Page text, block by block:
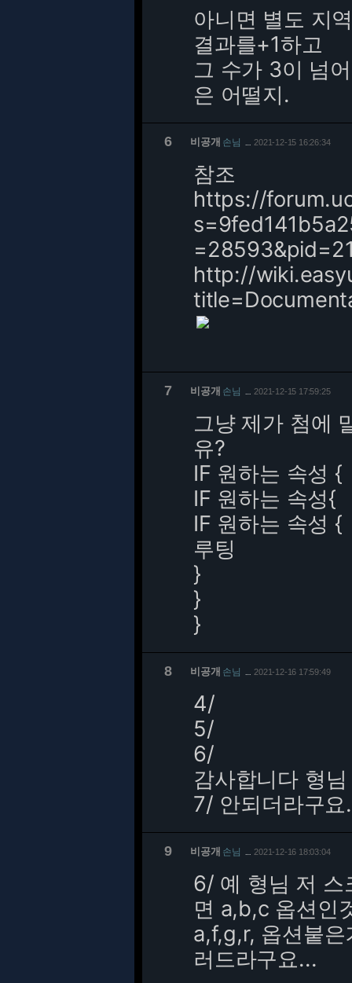
아니면 별도 지
결과를+1하고
그 수가 3이 넘
은 어떨지.
6 비공개 손님 2021-12-15 16:26:34
참조
https://
http://
7 비공개 손님 2021-12-15 17:59:25
그냥 제가 첨에
유?
IF 원하는 속성 {
IF 원하는 속성{
IF 원하는 속성 {
루팅
}
}
}
8 비공개 손님 2021-12-16 17:59:49
4/
5/
6/
감사합니다 형
7/ 안되더라구요
9 비공개 손님 2021-12-16 18:03:04
6/ 예 형님 저 스
면 a,b,c 옵션인
a,f,g,r, 옵션붙
러드라구요...